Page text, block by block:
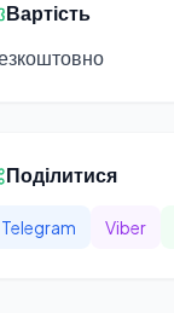
Вартість
Поділитися
Telegram Viber